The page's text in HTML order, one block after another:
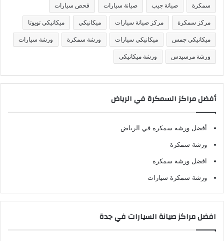
سمكرة صيانة جيب صيانة سيارات فحص سيارات
مركز سمكرة مركز صيانة سيارات ميكانيكي ميكانيكي تويوتا
ميكانيكي جمس ميكانيكي سيارات ورشة سمكرة ورشة سيارات
ورشة مرسيدس ورشة ميكانيكي
أفضل مراكز السمكرة في الرياض
أفضل ورشة سمكرة في الرياض
ورشة سمكرة
افضل ورشة سمكرة
ورشة سمكرة سيارات
افضل مراكز صيانة السيارات في جدة